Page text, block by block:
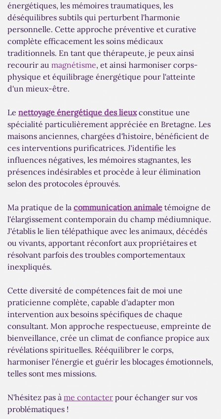
énergétiques, les mémoires traumatiques, les
déséquilibres subtils qui perturbent l'harmonie
personnelle. Cette approche préventive et curative
complète efficacement les soins médicaux
traditionnels. En tant que thérapeute, je peux ainsi
recourir au magnétisme, et ainsi harmoniser corps-
physique et équilibrage énergétique pour l'atteinte
d'un mieux-être.
Le nettoyage énergétique des lieuxconstitue une
spécialité particulièrement appréciée en Bretagne. Les
maisons anciennes, chargées d'histoire, bénéficient de
ces interventions purificatrices. J'identifie les
influences négatives, les mémoires stagnantes, les
présences indésirables et procède à leur élimination
selon des protocoles éprouvés.
Ma pratique de la communication animale témoigne de
l'élargissement contemporain du champ médiumnique.
J'établis le lien télépathique avec les animaux, décédés
ou vivants, apportant réconfort aux propriétaires et
résolvant parfois des troubles comportementaux
inexpliqués.
Cette diversité de compétences fait de moi une
praticienne complète, capable d'adapter mon
intervention aux besoins spécifiques de chaque
consultant. Mon approche respectueuse, empreinte de
bienveillance, crée un climat de confiance propice aux
révélations spirituelles. Rééquilibrer le corps,
harmoniser l'énergie et guérir les blocages émotionnels,
telles sont mes missions.
N'hésitez pas à me contacter pour échanger sur vos
problématiques !